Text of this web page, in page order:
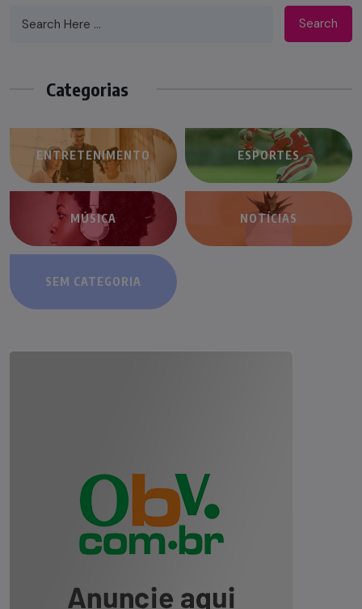
Search
Categorias
ENTRETENIMENTO ESPORTES
MÚSICA NOTÍCIAS
SEM CATEGORIA